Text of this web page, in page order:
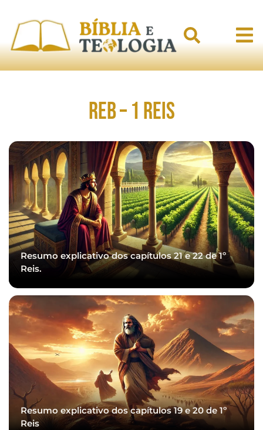
REB – 1 Reis
Resumo explicativo dos capítulos 21 e 22 de 1º
Reis.
Resumo explicativo dos capítulos 19 e 20 de 1º
Reis